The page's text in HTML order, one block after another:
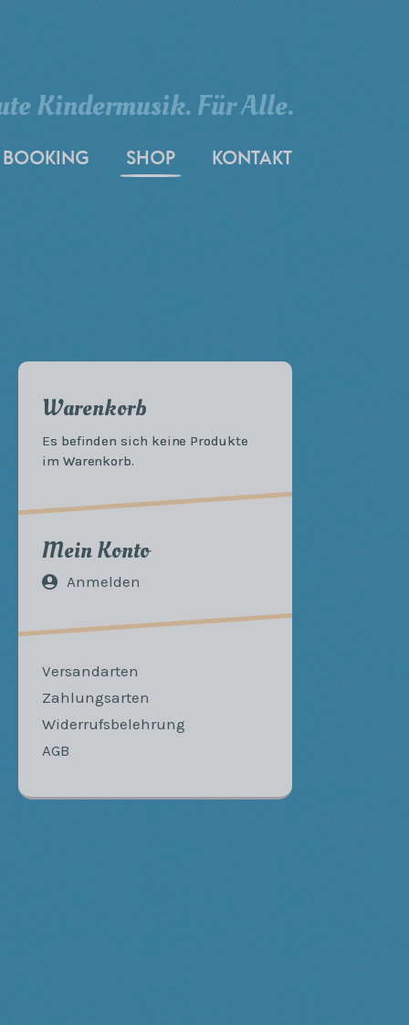
Kindermusik. Für Alle.
BOOKING SHOP KONTAKT
Warenkorb
Es befinden sich keine Produkte
im Warenkorb.
Mein Konto
Anmelden
Versandarten
Zahlungsarten
Widerrufsbelehrung
AGB